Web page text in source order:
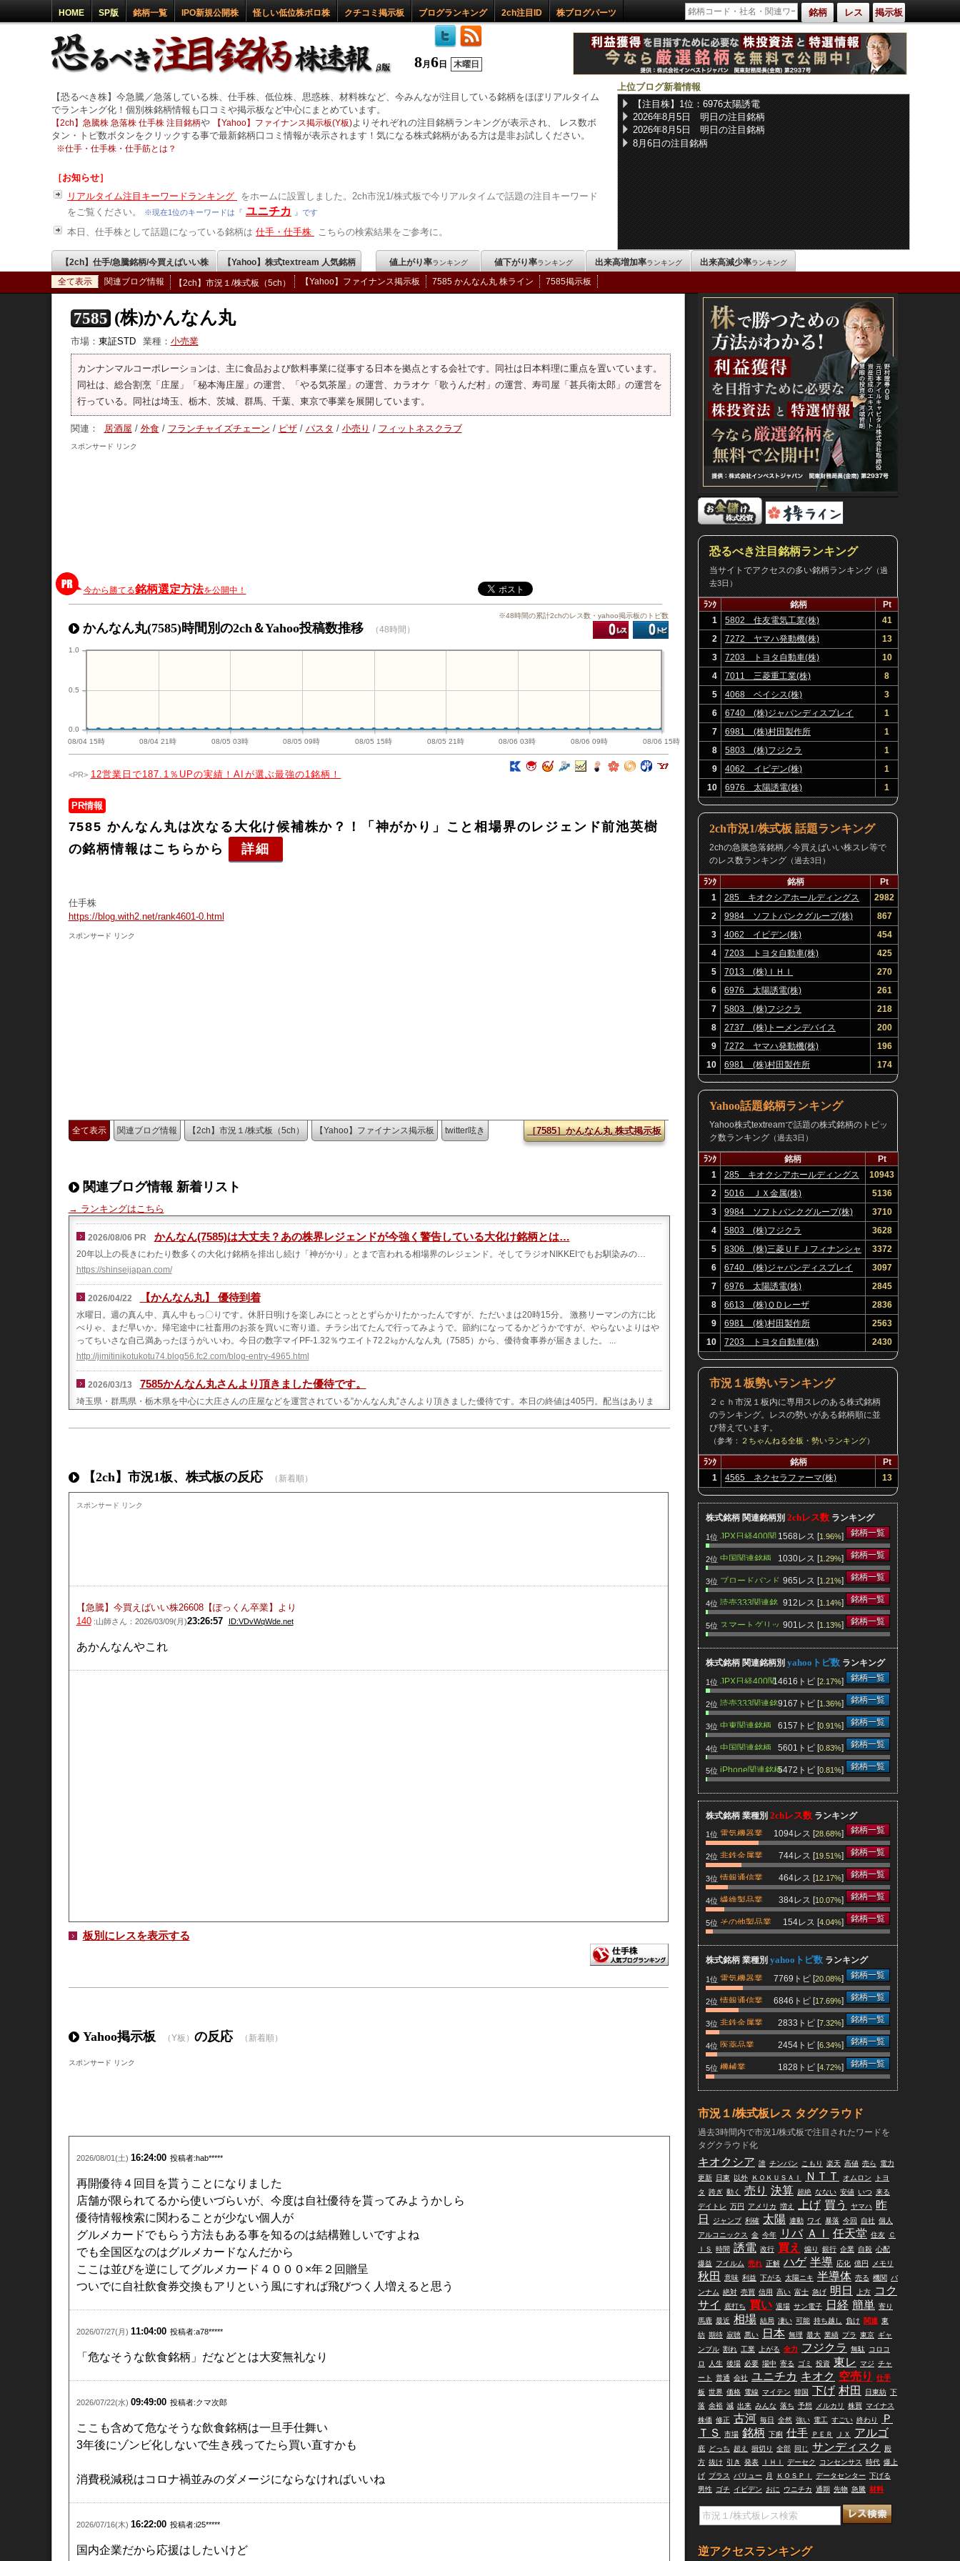
HOME SP版 銘柄一覧 IPO新規公開株 怪しい低位株ボロ株 クチコミ掲示板 ブログランキング 2ch注目ID 株ブログパーツ 銘柄 レス 掲示板
8月 6 日 木曜日
【恐るべき株】今急騰／急落している株、仕手株、低位株、思惑株、材料株など、今みんなが注目している銘柄をほぼリアルタイム
でランキング化！個別株銘柄情報も口コミや掲示板など中心にまとめています。
【2ch】急騰株 急落株 仕手株 注目銘柄や 【Yahoo】ファイナンス掲示板(Y板)よりそれぞれの注目銘柄ランキングが表示され、 レス数ボ
タン・トピ数ボタンをクリックする事で最新銘柄口コミ情報が表示されます！気になる株式銘柄がある方は是非お試しください。
※仕手・仕手株・仕手筋とは？
［お知らせ］
リアルタイム注目キーワードランキング
をホームに設置しました。2ch市況1/株式板で今リアルタイムで話題の注目キーワード
をご覧ください。
※現在1位のキーワードは『 ユニチカ 』です
本日、仕手株として話題になっている銘柄は 仕手・仕手株 こちらの検索結果をご参考に。
上位ブログ新着情報
【注目株】1位：6976太陽誘電
2026年8月5日 明日の注目銘柄
2026年8月5日 明日の注目銘柄
8月6日の注目銘柄
【2ch】仕手/急騰銘柄/今買えばいい株 【Yahoo】株式textream 人気銘柄 値上がり率ランキング 値下がり率ランキング 出来高増加率ランキング 出来高減少率ランキング
全て表示 関連ブログ情報 【2ch】市況１/株式板（5ch） 【Yahoo】ファイナンス掲示板 7585 かんなん丸 株ライン 7585掲示板
7585 (株)かんなん丸
市場： 東証STD 業種： 小売業
カンナンマルコーポレーションは、主に食品および飲料事業に従事する日本を拠点とする会社です。同社は日本料理に重点を置いています。
同社は、総合割烹「庄屋」「秘本海庄屋」の運営、「やる気茶屋」の運営、カラオケ「歌うんだ村」の運営、寿司屋「甚兵衛太郎」の運営を
行っている。同社は埼玉、栃木、茨城、群馬、千葉、東京で事業を展開しています。
関連： 居酒屋 / 外食 / フランチャイズチェーン / ピザ / パスタ / 小売り / フィットネスクラブ
スポンサード リンク
今から勝てる銘柄選定方法を公開中！
かんなん丸(7585)時間別の2ch＆Yahoo投稿数推移 （48時間）
※48時間の累計2chのレス数・yahoo掲示板のトピ数
08/04 15時 08/04 21時 08/05 03時 08/05 09時 08/05 15時 08/05 21時 08/06 03時 08/06 09時 08/06 15時
0.0
0.5
1.0
12営業日で187.1％UPの実績！AIが選ぶ最強の1銘柄！
PR情報
7585 かんなん丸は次なる大化け候補株か？！「神がかり」こと相場界のレジェンド前池英樹
の銘柄情報はこちらから
詳細
仕手株
https://blog.with2.net/rank4601-0.html
スポンサード リンク
全て表示 関連ブログ情報 【2ch】市況１/株式板（5ch） 【Yahoo】ファイナンス掲示板 twitter呟き ［7585］かんなん丸 株式掲示板
関連ブログ情報 新着リスト
→ ランキングはこちら
2026/08/06 PR かんなん(7585)は大丈夫？あの株界レジェンドが今強く警告している大化け銘柄とは…
20年以上の長きにわたり数多くの大化け銘柄を排出し続け「神がかり」とまで言われる相場界のレジェンド。そしてラジオNIKKEIでもお馴染みの…
https://shinseijapan.com/
2026/04/22 【かんなん丸】 優待到着
水曜日。週の真ん中、真ん中もっ〇りです。休肝日明けを楽しみにとっととずらかりたかったんですが、ただいまは20時15分。 激務リーマンの方に比
べりゃ、まだ早いか。帰宅途中に社畜用のお茶を買いに寄り道。チラシ出てたんで行ってみようで。節約になってるかどうかですが、やらないよりはや
ってちいさな自己満あったほうがいいわ。今日の数字マイPF-1.32％ウエイト72.2㎏かんなん丸（7585）から、優待食事券が届きました。 ...
http://jimitinikotukotu74.blog56.fc2.com/blog-entry-4965.html
2026/03/13 7585かんなん丸さんより頂きました優待です。
埼玉県・群馬県・栃木県を中心に大庄さんの庄屋などを運営されている”かんなん丸”さんより頂きました優待です。本日の終値は405円。配当はありま
https://ameblo.jp/m195617/entry-12959608933.html
かんなん丸から株主優待券が届きました。 300株保有で5000円相当の自社飲食券です。(｀･ω･´)ゞ かんなん丸は以前から保有していましたが、株主優待
https://yutaikojiki.seesaa.net/article/518783509.html
【2ch】市況1板、株式板の反応 （新着順）
スポンサード リンク
【急騰】今買えばいい株26608【ぽっくん卒業】 より
140:山師さん：2026/03/09(月)23:26:57 ID:VDvWqWde.net
あかんなんやこれ
板別にレスを表示する
Yahoo掲示板 （Y板） の反応 （新着順）
スポンサード リンク
2026/08/01(土) 16:24:00 投稿者:hab*****
再開優待４回目を貰うことになりました
店舗が限られてるから使いづらいが、今度は自社優待を貰ってみようかしら
優待情報検索に関わることが少ない個人が
グルメカードでもらう方法もある事を知るのは結構難しいですよね
でも全国区なのはグルメカードなんだから
ここは並びを逆にしてグルメカード４０００×年２回贈呈
ついでに自社飲食券交換もアリという風にすれば飛びつく人増えると思う
2026/07/27(月) 11:04:00 投稿者:a78*****
「危なそうな飲食銘柄」だなどとは大変無礼なり
2026/07/22(水) 09:49:00 投稿者:クマ次郎
ここも含めて危なそうな飲食銘柄は一旦手仕舞い
3年後にゾンビ化しないで生き残ってたら買い直すかも
消費税減税はコロナ禍並みのダメージにならなければいいね
2026/07/16(木) 16:22:00 投稿者:i25*****
国内企業だから応援はしたいけど
恐るべき注目銘柄ランキング
当サイトでアクセスの多い銘柄ランキング（過
去3日）
ﾗﾝｸ 銘柄
Pt
1
5802 住友電気工業(株)
41
2
7272 ヤマハ発動機(株)
13
3
7203 トヨタ自動車(株)
10
4
7011 三菱重工業(株)
8
5
4068 ベイシス(株)
3
6
6740 (株)ジャパンディスプレイ
1
7
6981 (株)村田製作所
1
8
5803 (株)フジクラ
1
9
4062 イビデン(株)
1
10
6976 太陽誘電(株) 1
2ch市況1/株式板 話題ランキング
2chの急騰急落銘柄／今買えばいい株スレ等で
のレス数ランキング（過去3日）
ﾗﾝｸ 銘柄
Pt
1
285 キオクシアホールディングス
(株)
2982
2
9984 ソフトバンクグループ(株)
867
3
4062 イビデン(株)
454
4
7203 トヨタ自動車(株)
425
5
7013 (株)ＩＨＩ
270
6
6976 太陽誘電(株)
261
7
5803 (株)フジクラ
218
8
2737 (株)トーメンデバイス
200
9
7272 ヤマハ発動機(株)
196
10
6981 (株)村田製作所 174
Yahoo話題銘柄ランキング
Yahoo株式textreamで話題の株式銘柄のトピッ
ク数ランキング（過去3日）
ﾗﾝｸ 銘柄
Pt
1
285 キオクシアホールディングス
(株)
10943
2
5016 ＪＸ金属(株)
5136
3
9984 ソフトバンクグループ(株)
3710
4
5803 (株)フジクラ
3628
5
8306 (株)三菱ＵＦＪフィナンシャ
ル・グループ
3372
6
6740 (株)ジャパンディスプレイ
3097
7
6976 太陽誘電(株)
2845
8
6613 (株)ＱＤレーザ
2836
9
6981 (株)村田製作所
2563
10
7203 トヨタ自動車(株) 2430
市況１板勢いランキング
２ｃｈ市況１板内に専用スレのある株式銘柄
のランキング。レスの勢いがある銘柄順に並
び替えています。
（参考：２ちゃんねる全板・勢いランキング）
ﾗﾝｸ 銘柄
Pt
1
4565 ネクセラファーマ(株) 13
株式銘柄 関連銘柄別 2chレス数 ランキング
1位 JPX日経400関
連銘柄
1568レス [1.96%] 銘柄一覧
2位 中国関連銘柄 1030レス [1.29%] 銘柄一覧
3位 ブロードバンド
関連銘柄
965レス [1.21%] 銘柄一覧
4位 読売333関連銘
柄
912レス [1.14%] 銘柄一覧
5位 スマートグリッ
ド関連銘柄
901レス [1.13%] 銘柄一覧
株式銘柄 関連銘柄別 yahooトピ数 ランキング
1位 JPX日経400関
連銘柄
14616トピ [2.17%] 銘柄一覧
2位 読売333関連銘
柄
9167トピ [1.36%] 銘柄一覧
3位 中東関連銘柄 6157トピ [0.91%] 銘柄一覧
4位 中国関連銘柄 5601トピ [0.83%] 銘柄一覧
5位 iPhone関連銘柄5472トピ [0.81%] 銘柄一覧
株式銘柄 業種別 2chレス数 ランキング
1位 電気機器業 1094レス [28.68%] 銘柄一覧
2位 非鉄金属業 744レス [19.51%] 銘柄一覧
3位 情報通信業 464レス [12.17%] 銘柄一覧
4位 繊維製品業 384レス [10.07%] 銘柄一覧
5位 その他製品業 154レス [4.04%] 銘柄一覧
株式銘柄 業種別 yahooトピ数 ランキング
1位 電気機器業 7769トピ [20.08%] 銘柄一覧
2位 情報通信業 6846トピ [17.69%] 銘柄一覧
3位 非鉄金属業 2833トピ [7.32%] 銘柄一覧
4位 医薬品業 2454トピ [6.34%] 銘柄一覧
5位 機械業 1828トピ [4.72%] 銘柄一覧
市況１/株式板レス タグクラウド
過去3時間内で市況1/株式板で注目されたワードを
タグクラウド化
キオクシア 誰 チンパン こもり 楽天 高値 売ら
電力
更新 日東 以外 ＫＯＫＵＳＡＩ ＮＴＴ オムロン
トヨ
タ 跨ぎ 動く 売り 決算 超絶 なない 安値 いつ 来る
デイトレ 万円 アメリカ 増え 上げ 買う ヤマハ 昨
日
ジャンプ 利確 太陽 連動 ワイ 暴落 今回 自社 個人
アルコニックス
金 今年 リバ ＡＩ 任天堂 住友
Ｃ
ＩＳ
時間 誘電 改行 買え 煽り 銀行 企業 自殺 心配
爆益
フイルム 売れ 正解 ハゲ 半導 応化 億円 メモリ
秋田 意味 利益 下がる 太陽ニキ 半導体 売る 機関
バ
ンナム 絶対 売買 信用 高い 富士 急げ 明日 上方
コク
サイ
底打ち 買い 退場 サン電子 日経 簡単 寄り
馬鹿 最近 相場 結局 凄い 可能 持ち越し 負け 関連 東
紡 期待 寂聴 悪い 日本 無理 最大 業績 プラ 東京 ギャ
ンブル 割れ 工業 上がる 全力 フジクラ 無駄 コロコ
ロ
人生 後場 必要 場中 寄る ゴミ 投資 東レ マジ チャ
ート
普通 会社 ユニチカ キオク 空売り
仕手
板 世界 価格 電線 マイテン 韓国 下げ 村田 日東紡 下
落 余裕 減 出来 みんな 落ち 予想 メルカリ 株買 マイナス
株価 修正 古河 毎日 全然 強い 電工 すごい 終わり
Ｐ
ＴＳ
市場 銘柄 下痢 仕手 ＰＥＲ ＪＸ アルゴ
底 どっち 超え 損切り 全部 同じ サンディスク
殿
方 抜け 引き 発表 ＩＨＩ デーセク コンセンサス 時代 爆上
げ プラス バリュー 月 ＫＯＳＰＩ データセンター 下げる
男性 ゴチ イビデン おに ウニチカ 通期 先物 急騰 材料
逆アクセスランキング